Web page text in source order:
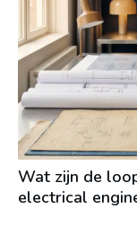
Wat zijn de
electrical